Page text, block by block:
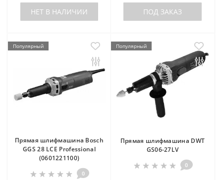
НЕТ В НАЛИЧИИ ПОД ЗАКАЗ
Популярный
Прямая шлифмашина Bosch
GGS 28 LCE Professional
(0601221100)
0
Популярный
Прямая шлифмашина DWT
GS06-27LV
0